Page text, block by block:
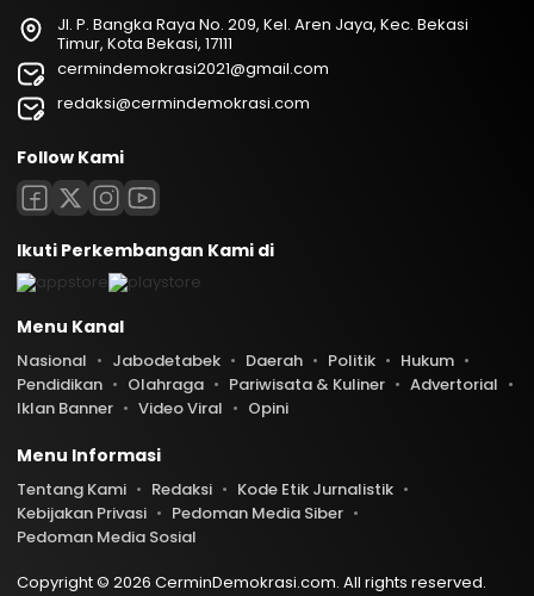
Jl. P. Bangka Raya No. 209, Kel. Aren Jaya, Kec. Bekasi
Timur, Kota Bekasi, 17111
cermindemokrasi2021@gmail.com
redaksi@cermindemokrasi.com
Follow Kami
Ikuti Perkembangan Kami di
Menu Kanal
Nasional Jabodetabek Daerah Politik
Hukum
Pendidikan
Olahraga Pariwisata & Kuliner
Advertorial
Iklan Banner
Video Viral Opini
Menu Informasi
Tentang Kami Redaksi
Kode Etik Jurnalistik
Kebijakan Privasi
Pedoman Media Siber
Pedoman Media Sosial
Copyright © 2026 CerminDemokrasi.com. All rights reserved.